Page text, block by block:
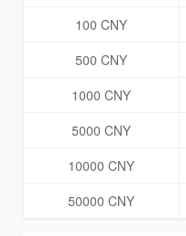
100 CNY
500 CNY
1000 CNY
5000 CNY
10000 CNY
50000 CNY